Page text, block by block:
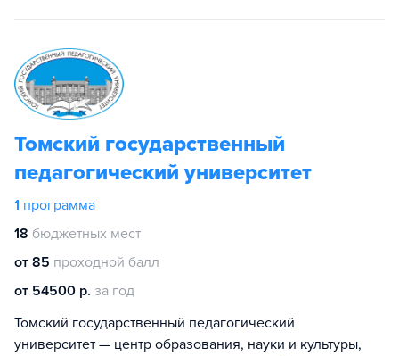
Томский государственный
педагогический университет
1 программа
18 бюджетных мест
от 85 проходной балл
от 54500 р. за год
Томский государственный педагогический
университет — центр образования, науки и культуры,